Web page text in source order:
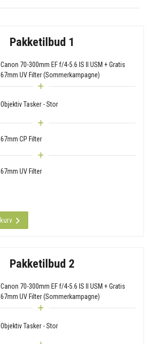
Pakketilbud 1
Canon 70-300mm EF f/4-5.6 IS II USM + Gratis
67mm UV Filter (Sommerkampagne)
Objektiv Tasker - Stor
67mm CP Filter
67mm UV Filter
Pakketilbud 2
Canon 70-300mm EF f/4-5.6 IS II USM + Gratis
67mm UV Filter (Sommerkampagne)
Objektiv Tasker - Stor